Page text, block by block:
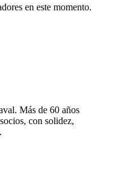
en este momento.
Más de 60 años
con solidez,